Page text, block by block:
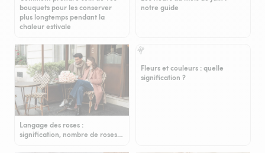
bouquets pour les conserver
plus longtemps pendant la
chaleur estivale
notre guide
Langage des roses :
signification, nombre de roses…
Fleurs et couleurs : quelle
signification ?